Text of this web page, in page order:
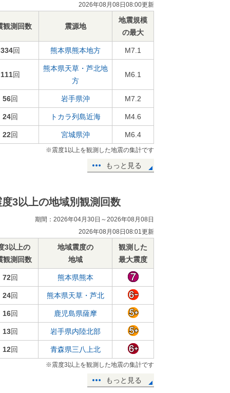
2026年08月08日08:00更新
観測回数 震源地
地震規模
の最大
334回 熊本県熊本地方 M7.1
111回
熊本県天草・芦北地
方
M6.1
56回 岩手県沖 M7.2
24回 トカラ列島近海 M4.6
22回 宮城県沖 M6.4
※震度1以上を観測した地震の集計です
もっと見る
度3以上の地域別観測回数
期間：2026年04月30日～2026年08月08日
2026年08月08日08:01更新
3以上の
観測回数
地域震度の
地域
観測した
最大震度
72回 熊本県熊本
24回 熊本県天草・芦北
16回 鹿児島県薩摩
13回 岩手県内陸北部
12回 青森県三八上北
※震度3以上を観測した地震の集計です
もっと見る